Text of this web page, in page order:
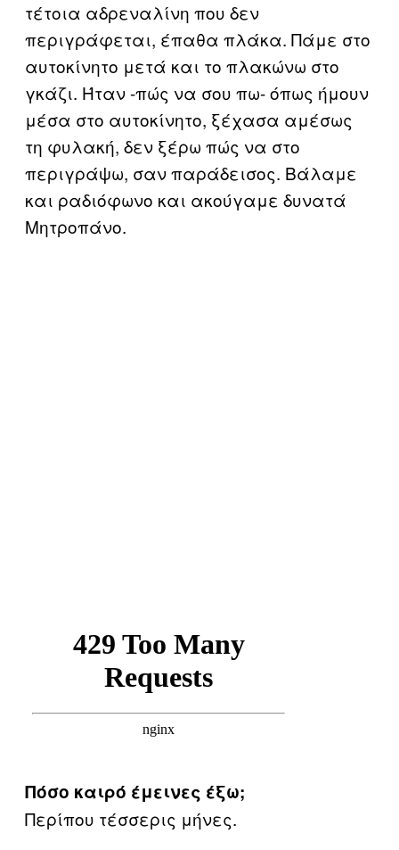
τέτοια αδρεναλίνη που δεν
περιγράφεται, έπαθα πλάκα. Πάμε στο
αυτοκίνητο μετά και το πλακώνω στο
γκάζι. Ήταν -πώς να σου πω- όπως ήμουν
μέσα στο αυτοκίνητο, ξέχασα αμέσως
τη φυλακή, δεν ξέρω πώς να στο
περιγράψω, σαν παράδεισος. Βάλαμε
και ραδιόφωνο και ακούγαμε δυνατά
Μητροπάνο.
Πόσο καιρό έμεινες έξω;
Περίπου τέσσερις μήνες.